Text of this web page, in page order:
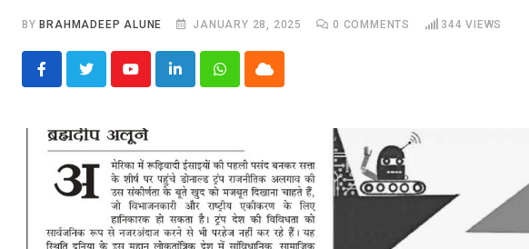
BY BRAHMADEEP ALUNE JANUARY 28, 2025 0 COMMENTS 344 VIEWS
YoutubeLinkedInWhatsappCloud